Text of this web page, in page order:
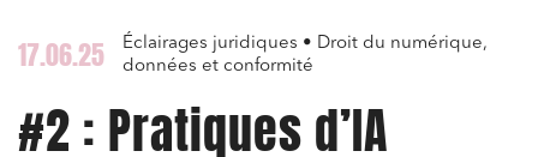
17.06.25
Éclairages juridiques • Droit du numérique,
données et conformité
#2 : Pratiques d’IA